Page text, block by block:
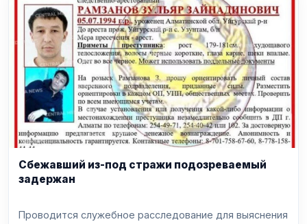
Сбежавший из-под стражи подозреваемый
задержан
Проводится служебное расследование для выяснения